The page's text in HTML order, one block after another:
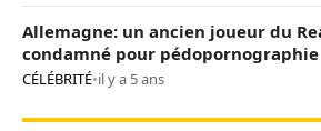
Allemagne: un ancien joueur du
condamné pour pédopornographie
CÉLÉBRITÉ•il y a 5 ans